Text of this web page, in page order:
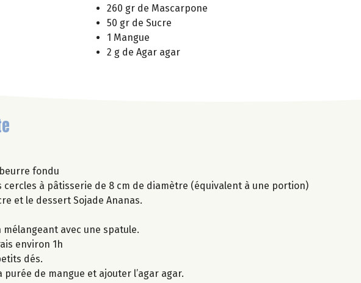
260 gr de Mascarpone
50 gr de Sucre
1 Mangue
2 g de Agar agar
fondu
cercles à pâtisserie de 8 cm de diamètre (équivalent à une portion)
et le dessert Sojade Ananas.
avec une spatule.
environ 1h
dés.
de mangue et ajouter l’agar agar.